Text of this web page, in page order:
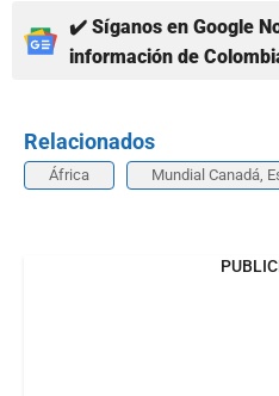
✔️ Síganos en Google
información de
Relacionados
África Mundial Canadá,